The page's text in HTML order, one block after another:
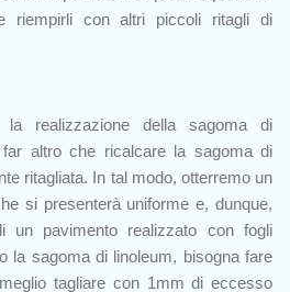
riempirli con altri piccoli ritagli di
la realizzazione della sagoma di
far altro che ricalcare la sagoma di
ritagliata. In tal modo, otterremo un
si presenterà uniforme e, dunque,
un pavimento realizzato con fogli
la sagoma di linoleum, bisogna fare
tagliare con 1mm di eccesso